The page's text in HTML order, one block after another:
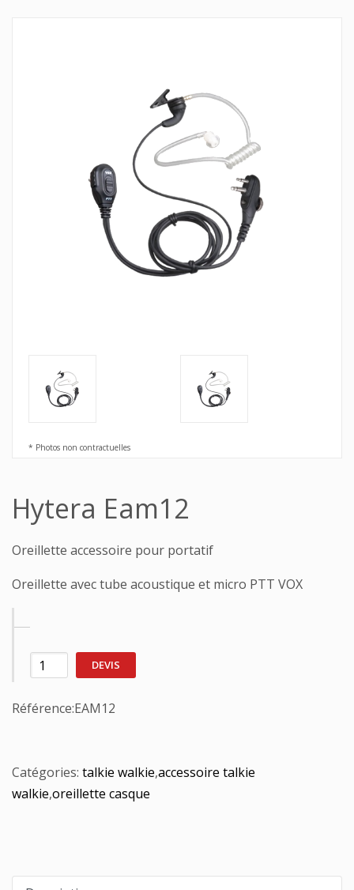
* Photos non contractuelles
Hytera Eam12
Oreillette accessoire pour portatif
Oreillette avec tube acoustique et micro PTT VOX
DEVIS
Référence:EAM12
Catégories: talkie walkie,accessoire talkie
walkie,oreillette casque